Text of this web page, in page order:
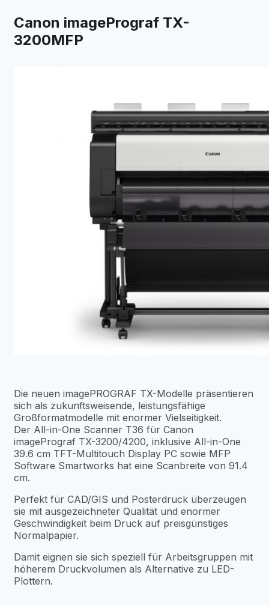
Canon imagePrograf TX-
3200MFP
Die neuen imagePROGRAF TX-Modelle präsentieren
sich als zukunftsweisende, leistungsfähige
Großformatmodelle mit enormer Vielseitigkeit.
Der All-in-One Scanner T36 für Canon
imagePrograf TX-3200/4200, inklusive All-in-One
39.6 cm TFT-Multitouch Display PC sowie MFP
Software Smartworks hat eine Scanbreite von 91.4
cm.
Perfekt für CAD/GIS und Posterdruck überzeugen
sie mit ausgezeichneter Qualität und enormer
Geschwindigkeit beim Druck auf preisgünstiges
Normalpapier.
Damit eignen sie sich speziell für Arbeitsgruppen mit
höherem Druckvolumen als Alternative zu LED-
Plottern.